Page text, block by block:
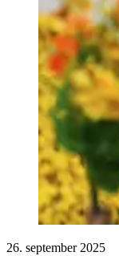
26. september 2025